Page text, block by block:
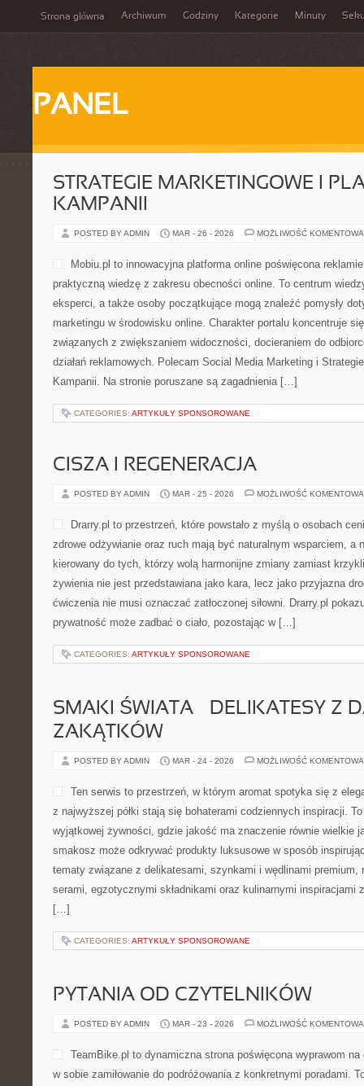
Strona główna Archiwum Godziny Kategorie Minuty
PANEL
STRATEGIE MARKETINGOWE I
KAMPANII
POSTED BY ADMIN MAR - 26 - 2026 MOŻLIWOŚĆ
Mobiu.pl to innowacyjna platforma online poświęcona
praktyczną wiedzę z zakresu obecności online. To centrum
eksperci, a także osoby początkujące mogą znaleźć pomysły
marketingu w środowisku online. Charakter portalu koncentruje
związanych z zwiększaniem widoczności, docieraniem do
działań reklamowych. Polecam Social Media Marketing i
Kampanii. Na stronie poruszane są zagadnienia […]
CATEGORIES: ARTYKUŁY SPONSOROWANE
CISZA I REGENERACJA
POSTED BY ADMIN MAR - 25 - 2026 MOŻLIWOŚĆ
Drarry.pl to przestrzeń, które powstało z myślą o osobach
zdrowe odżywianie oraz ruch mają być naturalnym wsparciem, a
kierowany do tych, którzy wolą harmonijne zmiany zamiast
żywienia nie jest przedstawiana jako kara, lecz jako przyjazna
ćwiczenia nie musi oznaczać zatłoczonej siłowni. Drarry.pl
prywatność może zadbać o ciało, pozostając w […]
CATEGORIES: ARTYKUŁY SPONSOROWANE
SMAKI ŚWIATA – DELIKATESY Z
ZAKĄTKÓW
POSTED BY ADMIN MAR - 24 - 2026 MOŻLIWOŚĆ
Ten serwis to przestrzeń, w którym aromat spotyka się z
z najwyższej półki stają się bohaterami codziennych inspiracji.
wyjątkowej żywności, gdzie jakość ma znaczenie równie wielkie
smakosz może odkrywać produkty luksusowe w sposób
tematy związane z delikatesami, szynkami i wędlinami premium,
serami, egzotycznymi składnikami oraz kulinarnymi inspiracjami
[…]
CATEGORIES: ARTYKUŁY SPONSOROWANE
PYTANIA OD CZYTELNIKÓW
POSTED BY ADMIN MAR - 23 - 2026 MOŻLIWOŚĆ
TeamBike.pl to dynamiczna strona poświęcona wyprawom na
w sobie zamiłowanie do podróżowania z konkretnymi poradami.